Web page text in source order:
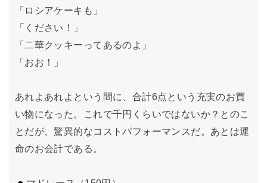
「ロシアケーキも」
「ください！」
「二華クッキーってあるのよ」
「おお！」
あれよあれよという間に、合計6点という充実のお買
い物になった。これで千円くらいではないか？とのこ
とだが、驚異的なコストパフォーマンスだ。あとは運
命のお会計である。